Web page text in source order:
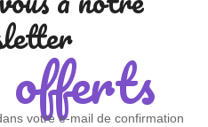
offerts
votre e-mail de confirmation